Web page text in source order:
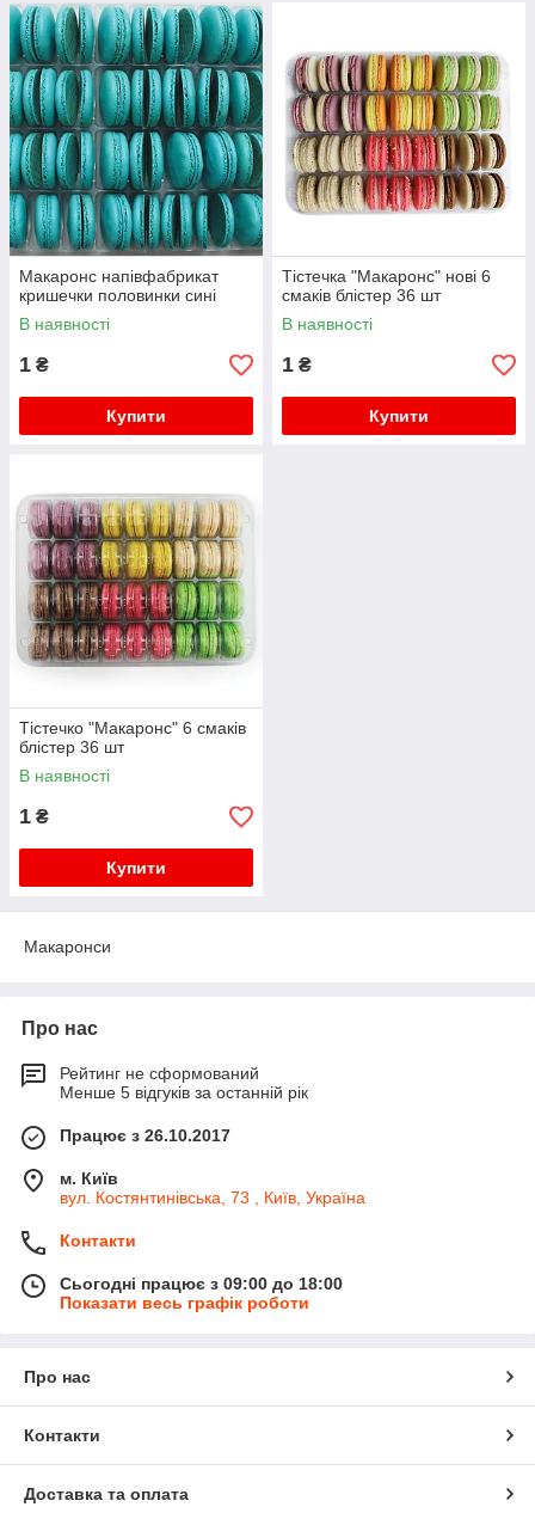
Макаронс напівфабрикат
кришечки половинки сині
В наявності
1 ₴
Купити
Тістечка "Макаронс" нові 6
смаків блістер 36 шт
В наявності
1 ₴
Купити
Тістечко "Макаронс" 6 смаків
блістер 36 шт
В наявності
1 ₴
Купити
Макаронси
Про нас
Рейтинг не сформований
Менше 5 відгуків за останній рік
Працює з 26.10.2017
м. Київ
вул. Костянтинівська, 73 , Київ, Україна
Контакти
Сьогодні працює з 09:00 до 18:00
Показати весь графік роботи
Про нас
Контакти
Доставка та оплата